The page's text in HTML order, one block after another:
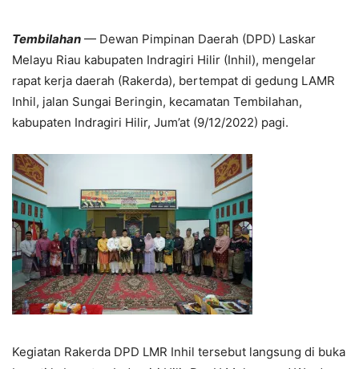
Tembilahan — Dewan Pimpinan Daerah (DPD) Laskar
Melayu Riau kabupaten Indragiri Hilir (Inhil), mengelar
rapat kerja daerah (Rakerda), bertempat di gedung LAMR
Inhil, jalan Sungai Beringin, kecamatan Tembilahan,
kabupaten Indragiri Hilir, Jum’at (9/12/2022) pagi.
Kegiatan Rakerda DPD LMR Inhil tersebut langsung di buka